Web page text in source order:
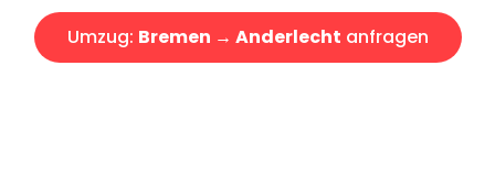
Umzug: Bremen → Anderlecht anfragen